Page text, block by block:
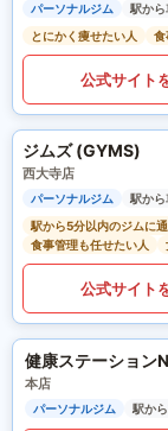
パーソナルジム
駅か
とにかく痩せたい人
食
公式サイト
ジムズ (GYMS)
西大寺店
パーソナルジム
駅か
駅から5分以内のジムに
食事管理も任せたい人
公式サイト
健康ステーション
本店
パーソナルジム 駅か